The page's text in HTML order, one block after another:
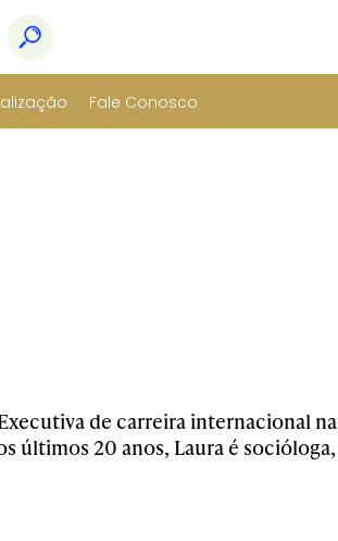
Fale Conosco
de carreira internacional na
últimos 20 anos, Laura é socióloga,